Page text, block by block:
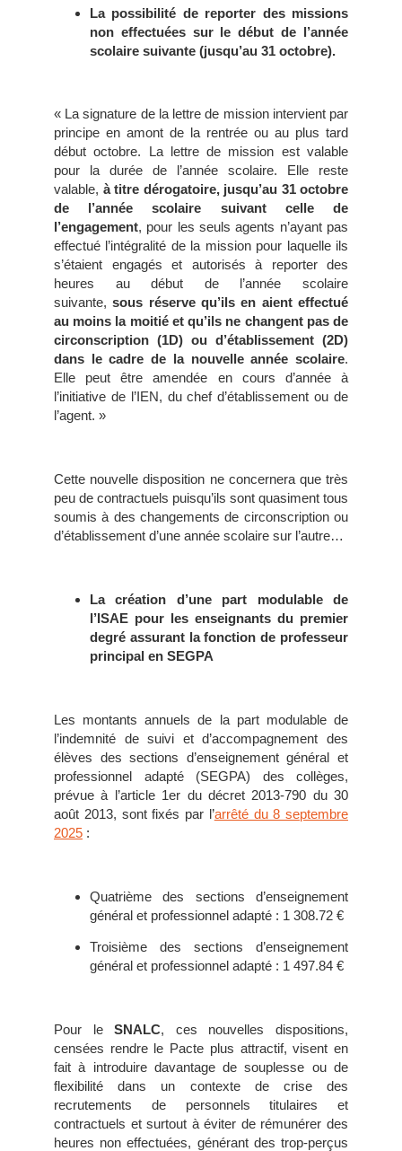
La possibilité de reporter des missions
non effectuées sur le début de l’année
scolaire suivante (jusqu’au 31 octobre).
« La signature de la lettre de mission intervient par
principe en amont de la rentrée ou au plus tard
début octobre. La lettre de mission est valable
pour la durée de l’année scolaire. Elle reste
valable, à titre dérogatoire, jusqu’au 31 octobre
de l’année scolaire suivant celle de
l’engagement, pour les seuls agents n’ayant pas
effectué l’intégralité de la mission pour laquelle ils
s’étaient engagés et autorisés à reporter des
heures au début de l’année scolaire
suivante,sous réserve qu’ils en aient effectué
au moins la moitié et qu’ils ne changent pas de
circonscription (1D) ou d’établissement (2D)
dans le cadre de la nouvelle année scolaire.
Elle peut être amendée en cours d’année à
l’initiative de l’IEN, du chef d’établissement ou de
l’agent. »
Cette nouvelle disposition ne concernera que très
peu de contractuels puisqu’ils sont quasiment tous
soumis à des changements de circonscription ou
d’établissement d’une année scolaire sur l’autre…
La création d’une part modulable de
l’ISAE pour les enseignants du premier
degré assurant la fonction de professeur
principal en SEGPA
Les montants annuels de la part modulable de
l’indemnité de suivi et d’accompagnement des
élèves des sections d’enseignement général et
professionnel adapté (SEGPA) des collèges,
prévue à l’article 1er du décret 2013-790 du 30
août 2013, sont fixés par l’arrêté du 8 septembre
2025 :
Quatrième des sections d’enseignement
général et professionnel adapté : 1 308.72 €
Troisième des sections d’enseignement
général et professionnel adapté : 1 497.84 €
Pour leSNALC, ces nouvelles dispositions,
censées rendre le Pacte plus attractif, visent en
fait à introduire davantage de souplesse ou de
flexibilité dans un contexte de crise des
recrutements de personnels titulaires et
contractuels et surtout à éviter de rémunérer des
heures non effectuées, générant des trop-perçus